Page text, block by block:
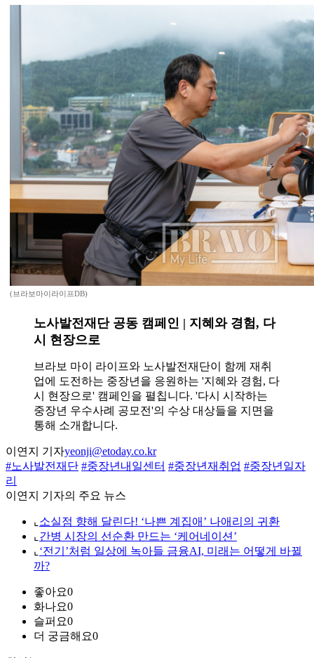
(브라보마이라이프DB)
노사발전재단 공동 캠페인 | 지혜와 경험, 다
시 현장으로
브라보 마이 라이프와 노사발전재단이 함께 재취
업에 도전하는 중장년을 응원하는 '지혜와 경험, 다
시 현장으로' 캠페인을 펼칩니다. '다시 시작하는
중장년 우수사례 공모전'의 수상 대상들을 지면을
통해 소개합니다.
이연지 기자yeonji@etoday.co.kr
#노사발전재단 #중장년내일센터 #중장년재취업 #중장년일자
리
이연지 기자의 주요 뉴스
⌞ 소실점 향해 달린다! ‘나쁜 계집애’ 나애리의 귀환
⌞ 간병 시장의 선순환 만드는 ‘케어네이션’
⌞ ‘전기’처럼 일상에 녹아들 금융AI, 미래는 어떻게 바뀔
까?
좋아요0
화나요0
슬퍼요0
더 궁금해요0